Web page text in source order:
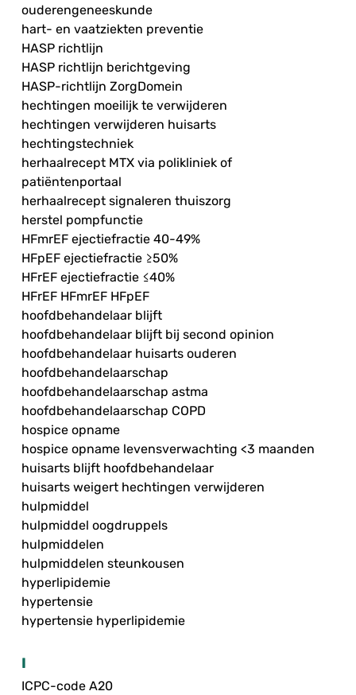
ouderengeneeskunde
hart- en vaatziekten preventie
HASP richtlijn
HASP richtlijn berichtgeving
HASP-richtlijn ZorgDomein
hechtingen moeilijk te verwijderen
hechtingen verwijderen huisarts
hechtingstechniek
herhaalrecept MTX via polikliniek of
patiëntenportaal
herhaalrecept signaleren thuiszorg
herstel pompfunctie
HFmrEF ejectiefractie 40-49%
HFpEF ejectiefractie ≥50%
HFrEF ejectiefractie ≤40%
HFrEF HFmrEF HFpEF
hoofdbehandelaar blijft
hoofdbehandelaar blijft bij second opinion
hoofdbehandelaar huisarts ouderen
hoofdbehandelaarschap
hoofdbehandelaarschap astma
hoofdbehandelaarschap COPD
hospice opname
hospice opname levensverwachting <3 maanden
huisarts blijft hoofdbehandelaar
huisarts weigert hechtingen verwijderen
hulpmiddel
hulpmiddel oogdruppels
hulpmiddelen
hulpmiddelen steunkousen
hyperlipidemie
hypertensie
hypertensie hyperlipidemie
I
ICPC-code A20